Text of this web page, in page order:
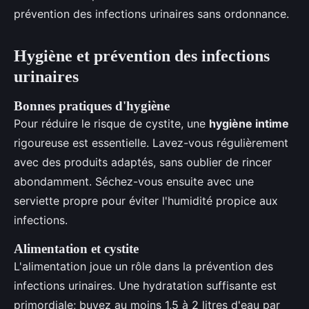
prévention des infections urinaires sans ordonnance.
Hygiène et prévention des infections
urinaires
Bonnes pratiques d'hygiène
Pour réduire le risque de cystite, une hygiène intime
rigoureuse est essentielle. Lavez-vous régulièrement
avec des produits adaptés, sans oublier de rincer
abondamment. Séchez-vous ensuite avec une
serviette propre pour éviter l'humidité propice aux
infections.
Alimentation et cystite
L'alimentation joue un rôle dans la prévention des
infections urinaires. Une hydratation suffisante est
primordiale; buvez au moins 1,5 à 2 litres d'eau par